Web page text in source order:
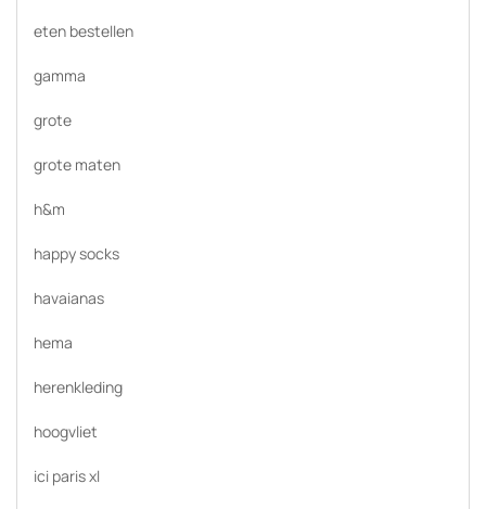
eten bestellen
gamma
grote
grote maten
h&m
happy socks
havaianas
hema
herenkleding
hoogvliet
ici paris xl